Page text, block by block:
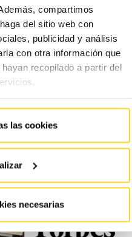
compartimos
del sitio web con
publicidad y análisis
con otra información que
recopilado a partir del
las cookies
necesarias
que, després de més d'onze
seguirà vinculat com a assessor
01/2026